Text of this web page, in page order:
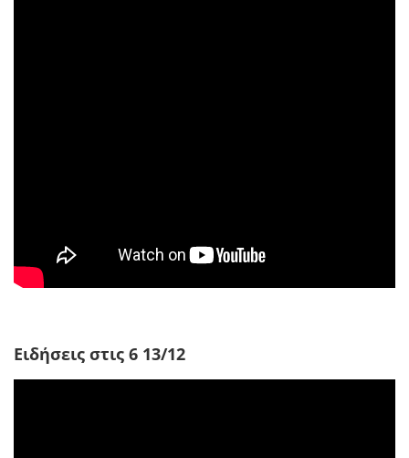
Ειδήσεις στις 6 13/12